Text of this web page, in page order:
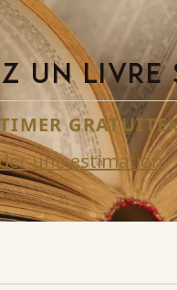
UN LIVRE
une estimation